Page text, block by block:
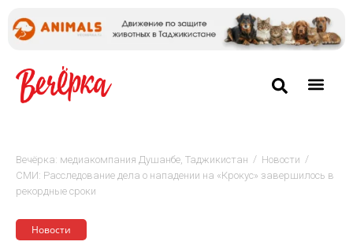
Вечёрка: медиакомпания Душанбе, Таджикистан / Новости /
СМИ: Расследование дела о нападении на «Крокус» завершилось в
рекордные сроки
Новости